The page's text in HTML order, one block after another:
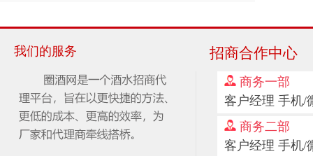
老屋湾老米酒
涨价是一门较深的学问，更是一门值得探究的艺术。 浙江古
争中，黄酒行业中的“二八定律”已经渐渐浮现，20%的规模以上企
我们的服务 招商合作中心
商务一部
客户经理 手机/
商务二部
客户经理 手机/